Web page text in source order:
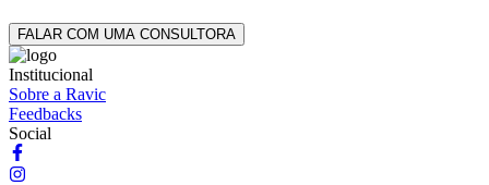
FALAR COM UMA CONSULTORA
Institucional
Sobre a Ravic
Feedbacks
Social